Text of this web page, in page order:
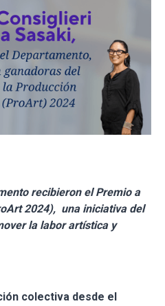
recibieron el Premio a
2024), una iniciativa del
la labor artística y
colectiva desde el